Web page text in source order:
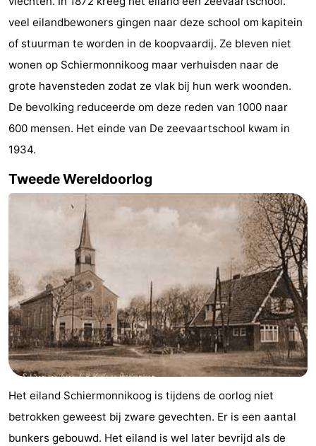
veel eilandbewoners gingen naar deze school om kapitein
of stuurman te worden in de koopvaardij. Ze bleven niet
wonen op Schiermonnikoog maar verhuisden naar de
grote havensteden zodat ze vlak bij hun werk woonden.
De bevolking reduceerde om deze reden van 1000 naar
600 mensen. Het einde van De zeevaartschool kwam in
1934.
Tweede Wereldoorlog
Het eiland Schiermonnikoog is tijdens de oorlog niet
betrokken geweest bij zware gevechten. Er is een aantal
bunkers gebouwd. Het eiland is wel later bevrijd als de